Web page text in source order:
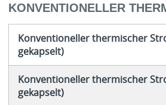
KONVENTIONELLER
Konventioneller thermischer
gekapselt)
Konventioneller thermischer
gekapselt)